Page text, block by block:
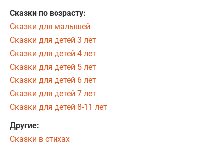
Сказки по возрасту:
Сказки для малышей
Сказки для детей 3 лет
Сказки для детей 4 лет
Сказки для детей 5 лет
Сказки для детей 6 лет
Сказки для детей 7 лет
Сказки для детей 8-11 лет
Другие:
Сказки в стихах